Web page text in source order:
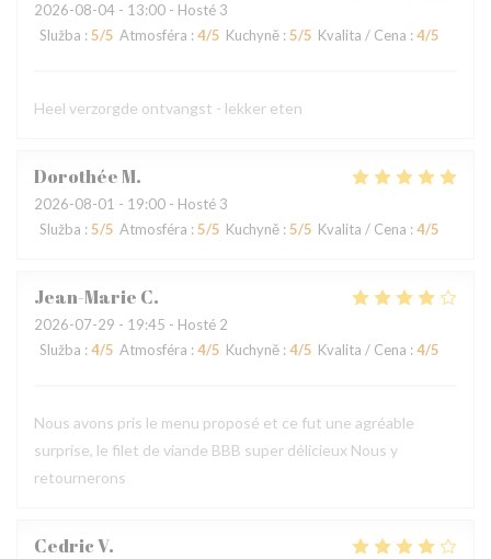
2026-08-04 - 13:00 - Hosté 3
Služba : 5/5 Atmosféra : 4/5 Kuchyně : 5/5 Kvalita / Cena : 4/5
Heel verzorgde ontvangst - lekker eten
DorothéeM
2026-08-01 - 19:00 - Hosté 3
Služba : 5/5 Atmosféra : 5/5 Kuchyně : 5/5 Kvalita / Cena : 4/5
Jean-Marie C
2026-07-29 - 19:45 - Hosté 2
Služba : 4/5 Atmosféra : 4/5 Kuchyně : 4/5 Kvalita / Cena : 4/5
Nous avons pris le menu proposé et ce fut une agréable
surprise, le filet de viande BBB super délicieux Nous y
retournerons
CedricV